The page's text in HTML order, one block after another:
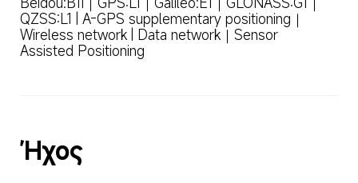
QZSS:L1 | A-GPS supplementary positioning｜
Wireless network | Data network｜Sensor
Assisted Positioning
Ήχος